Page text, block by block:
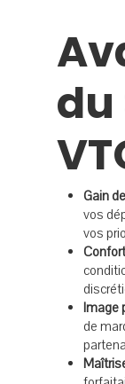
du
Gain
vos
vos
Image
de